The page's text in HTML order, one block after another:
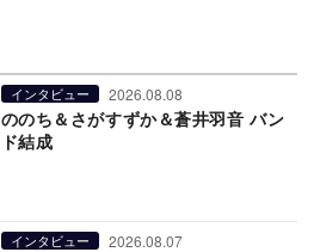
インタビュー 2026.08.08
ののち＆さがすずか＆蒼井羽音 バン
ド結成
インタビュー 2026.08.07